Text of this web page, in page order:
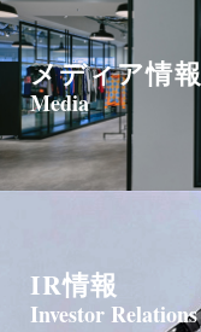
メディア情報
Media
IR情報
Investor Relations